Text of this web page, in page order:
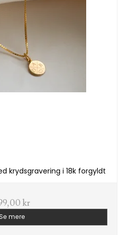
krydsgravering i 18k forgyldt
kr
mere